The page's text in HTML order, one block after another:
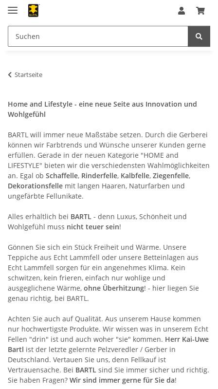
Startseite
Home and Lifestyle - eine neue Seite aus Innovation und
Wohlgefühl
BARTL will immer neue Maßstäbe setzen. Durch die Gerberei
können wir Farbtrends und Wünsche unserer Kunden gerne
erfüllen. Gerade in der neuen Kategorie "HOME and
LIFESTYLE" bieten wir die verschiedensten Wahlmöglichkeiten
an. Egal ob Schaffelle, Rinderfelle, Kalbfelle, Ziegenfelle,
Dekorationsfelle mit langen Haaren, Naturfarben und
ungefärbte Fellunikate.
Alles erhältlich bei BARTL - denn Luxus, Schönheit und
Wohlgefühl muss nicht teuer sein!
Gönnen Sie sich ein Stück Freiheit und Wärme. Unsere
Teppiche aus Echt Lammfell oder unsere Betteinlagen aus
Echt Lammfell sorgen für ein angenehmes Klima. Kein
schwitzen, kein frieren, einfach nur wohlige und
ausgeglichene Wärme, ohne Überhitzung! - hier liegen Sie
genau richtig, bei BARTL.
Achten Sie auch auf Qualität. Aus unserem Hause kommen
nur hochwertigste Produkte. Wir wissen was in unserem Echt
Fellen "drin" ist und auch woher "sie" kommen. Herr Kai-Uwe
Bartl ist der letzte gelernte Pelzveredler / Gerber in
Deutschland. Vertauen Sie uns, denn Fellkauf ist
Vertrauensache. Bei BARTL sind Sie immer sicher und richtig.
Sie haben Fragen? Wir sind immer gerne für Sie da!